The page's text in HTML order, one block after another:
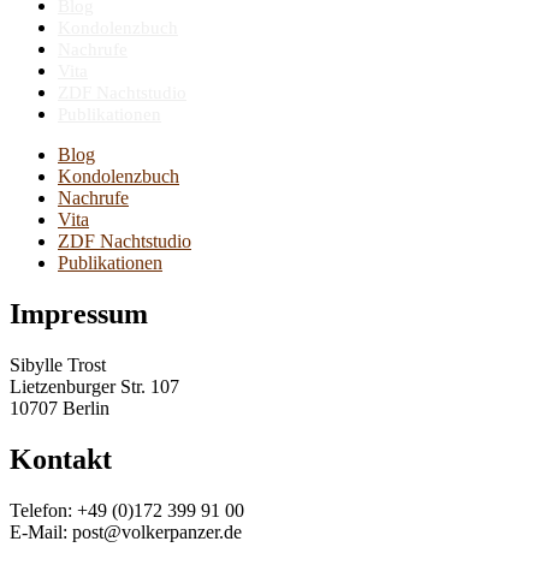
Blog
Kondolenzbuch
Nachrufe
Vita
ZDF Nachtstudio
Publikationen
Impressum
Sibylle Trost
Lietzenburger Str. 107
10707 Berlin
Kontakt
Telefon: +49 (0)172 399 91 00
E-Mail: post@volkerpanzer.de